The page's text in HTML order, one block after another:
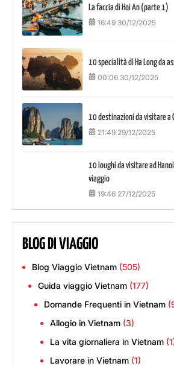
La faccia di Hoi An (parte 1)
16:49 30/12/2025
10 specialità di Ha Long da
00:06 30/12/2025
10 destinazioni da visitare a
21:49 29/12/2025
10 loughi da visitare ad
viaggio
19:46 27/12/2025
BLOG DI VIAGGIO
Blog Viaggio Vietnam (505)
Guida viaggio Vietnam (177)
Domande Frequenti in Vietnam
Allogio in Vietnam (3)
La vita giornaliera in Vietnam
Lavorare in Vietnam (1)